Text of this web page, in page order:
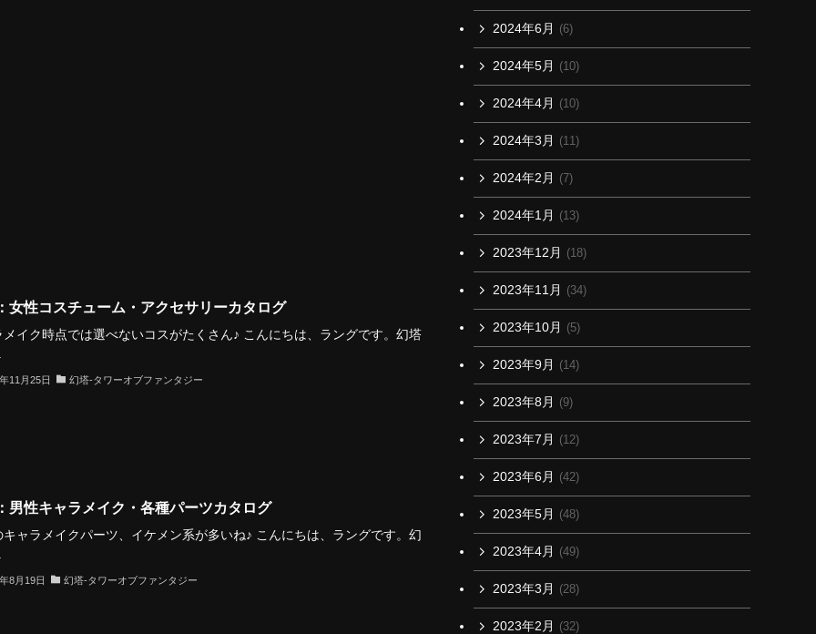
女性コスチューム・アクセサリーカタログ
メイク時点では選べないコスがたくさん♪ こんにちは、ラングです。幻塔
11月25日 幻塔-タワーオブファンタジー
男性キャラメイク・各種パーツカタログ
キャラメイクパーツ、イケメン系が多いね♪ こんにちは、ラングです。幻
8月19日 幻塔-タワーオブファンタジー
2024年6月 (6)
2024年5月 (10)
2024年4月 (10)
2024年3月 (11)
2024年2月 (7)
2024年1月 (13)
2023年12月 (18)
2023年11月 (34)
2023年10月 (5)
2023年9月 (14)
2023年8月 (9)
2023年7月 (12)
2023年6月 (42)
2023年5月 (48)
2023年4月 (49)
2023年3月 (28)
2023年2月 (32)